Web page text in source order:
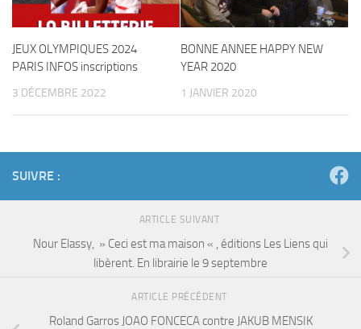
JEUX OLYMPIQUES 2024
PARIS INFOS inscriptions
3 DÉCEMBRE 2022
BONNE ANNEE HAPPY NEW
YEAR 2020
1 JANVIER 2020
SUIVRE :
ARTICLE SUIVANT
Nour Elassy, » Ceci est ma maison « , éditions Les Liens qui
libèrent. En librairie le 9 septembre
ARTICLE PRÉCÉDENT
Roland Garros JOAO FONCECA contre JAKUB MENSIK